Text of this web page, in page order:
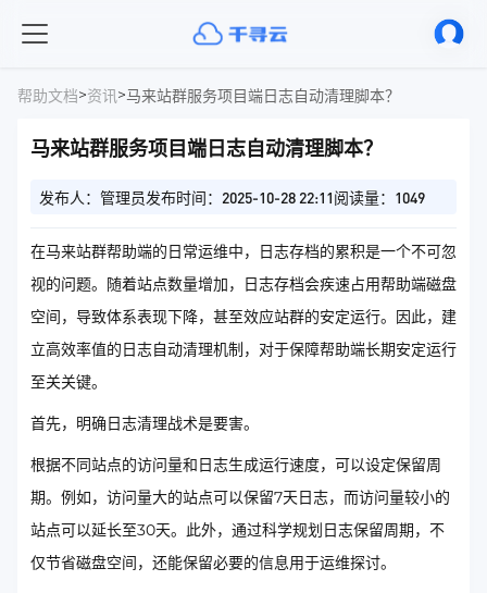
帮助文档>资讯>马来站群服务项目端日志自动清理脚本？
马来站群服务项目端日志自动清理脚本？
发布人：管理员发布时间：2025-10-28 22:11阅读量：1049
在马来站群帮助端的日常运维中，日志存档的累积是一个不可忽
视的问题。随着站点数量增加，日志存档会疾速占用帮助端磁盘
空间，导致体系表现下降，甚至效应站群的安定运行。因此，建
立高效率值的日志自动清理机制，对于保障帮助端长期安定运行
至关关键。
首先，明确日志清理战术是要害。
根据不同站点的访问量和日志生成运行速度，可以设定保留周
期。例如，访问量大的站点可以保留7天日志，而访问量较小的
站点可以延长至30天。此外，通过科学规划日志保留周期，不
仅节省磁盘空间，还能保留必要的信息用于运维探讨。